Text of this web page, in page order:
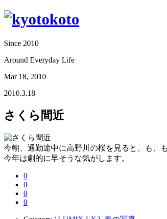
Since 2010
Around Everyday Life
Mar 18, 2010
2010.3.18
さくら間近
今朝、通勤途中に高野川の桜を見ると、も、
今年は劇的に早そうな気がします。
0
0
0
0